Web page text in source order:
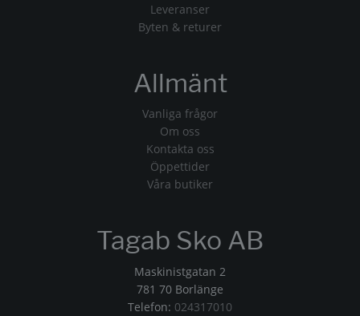
Leveranser
Byten & returer
Allmänt
Vanliga frågor
Om oss
Kontakta oss
Öppettider
Våra butiker
Tagab Sko AB
Maskinistgatan 2
781 70 Borlänge
Telefon: 024317010